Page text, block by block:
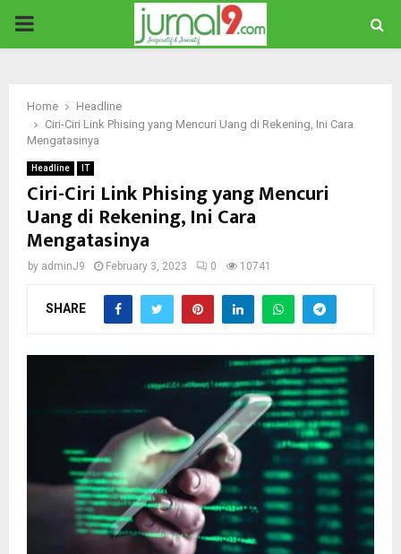
PRIMARY
Home
Headline
Ciri-Ciri Link Phising yang Mencuri Uang di Rekening, Ini Cara
Mengatasinya
Headline IT
Ciri-Ciri Link Phising yang Mencuri
Uang di Rekening, Ini Cara
Mengatasinya
by adminJ9 February 3, 2023 0 10741
SHARE